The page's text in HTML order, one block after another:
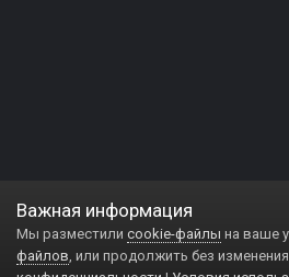
Важная информация
Мы разместили cookie-файлы на ваше
файлов, или продолжить без